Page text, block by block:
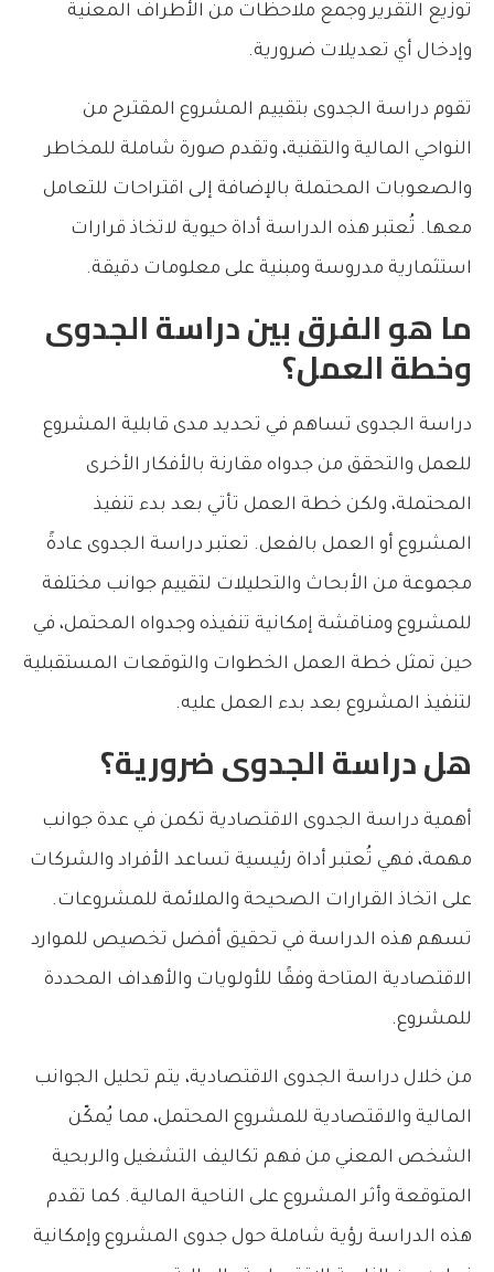
توزيع التقرير وجمع ملاحظات من الأطراف المعنية
وإدخال أي تعديلات ضرورية.
تقوم دراسة الجدوى بتقييم المشروع المقترح من
النواحي المالية والتقنية، وتقدم صورة شاملة للمخاطر
والصعوبات المحتملة بالإضافة إلى اقتراحات للتعامل
معها. تُعتبر هذه الدراسة أداة حيوية لاتخاذ قرارات
استثمارية مدروسة ومبنية على معلومات دقيقة.
ما هو الفرق بين دراسة الجدوى
وخطة العمل؟
دراسة الجدوى تساهم في تحديد مدى قابلية المشروع
للعمل والتحقق من جدواه مقارنة بالأفكار الأخرى
المحتملة، ولكن خطة العمل تأتي بعد بدء تنفيذ
المشروع أو العمل بالفعل. تعتبر دراسة الجدوى عادةً
مجموعة من الأبحاث والتحليلات لتقييم جوانب مختلفة
للمشروع ومناقشة إمكانية تنفيذه وجدواه المحتمل، في
حين تمثل خطة العمل الخطوات والتوقعات المستقبلية
لتنفيذ المشروع بعد بدء العمل عليه.
هل دراسة الجدوى ضرورية؟
أهمية دراسة الجدوى الاقتصادية تكمن في عدة جوانب
مهمة، فهي تُعتبر أداة رئيسية تساعد الأفراد والشركات
على اتخاذ القرارات الصحيحة والملائمة للمشروعات.
تسهم هذه الدراسة في تحقيق أفضل تخصيص للموارد
الاقتصادية المتاحة وفقًا للأولويات والأهداف المحددة
للمشروع.
من خلال دراسة الجدوى الاقتصادية، يتم تحليل الجوانب
المالية والاقتصادية للمشروع المحتمل، مما يُمكّن
الشخص المعني من فهم تكاليف التشغيل والربحية
المتوقعة وأثر المشروع على الناحية المالية. كما تقدم
هذه الدراسة رؤية شاملة حول جدوى المشروع وإمكانية